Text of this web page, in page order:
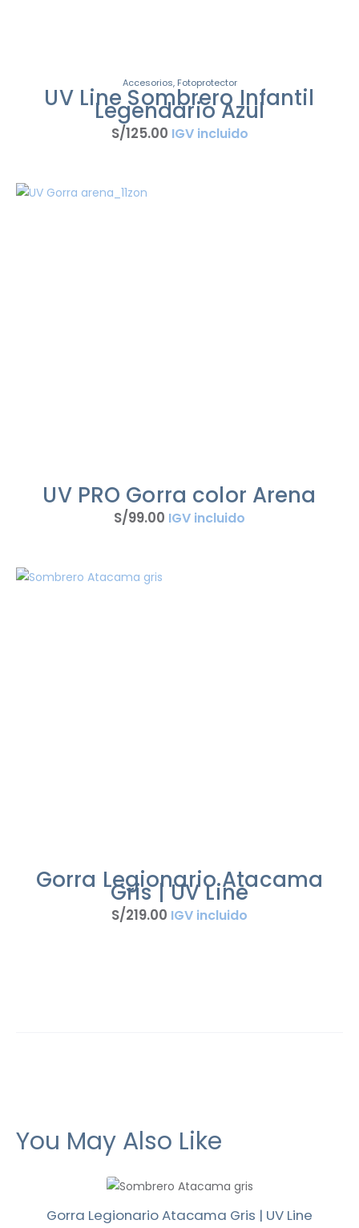
Accesorios, Fotoprotector
UV Line Sombrero Infantil
Legendario Azul
S/125.00 IGV incluido
UV PRO Gorra color Arena
S/99.00 IGV incluido
Gorra Legionario Atacama
Gris | UV Line
S/219.00 IGV incluido
You May Also Like
Gorra Legionario Atacama Gris | UV Line